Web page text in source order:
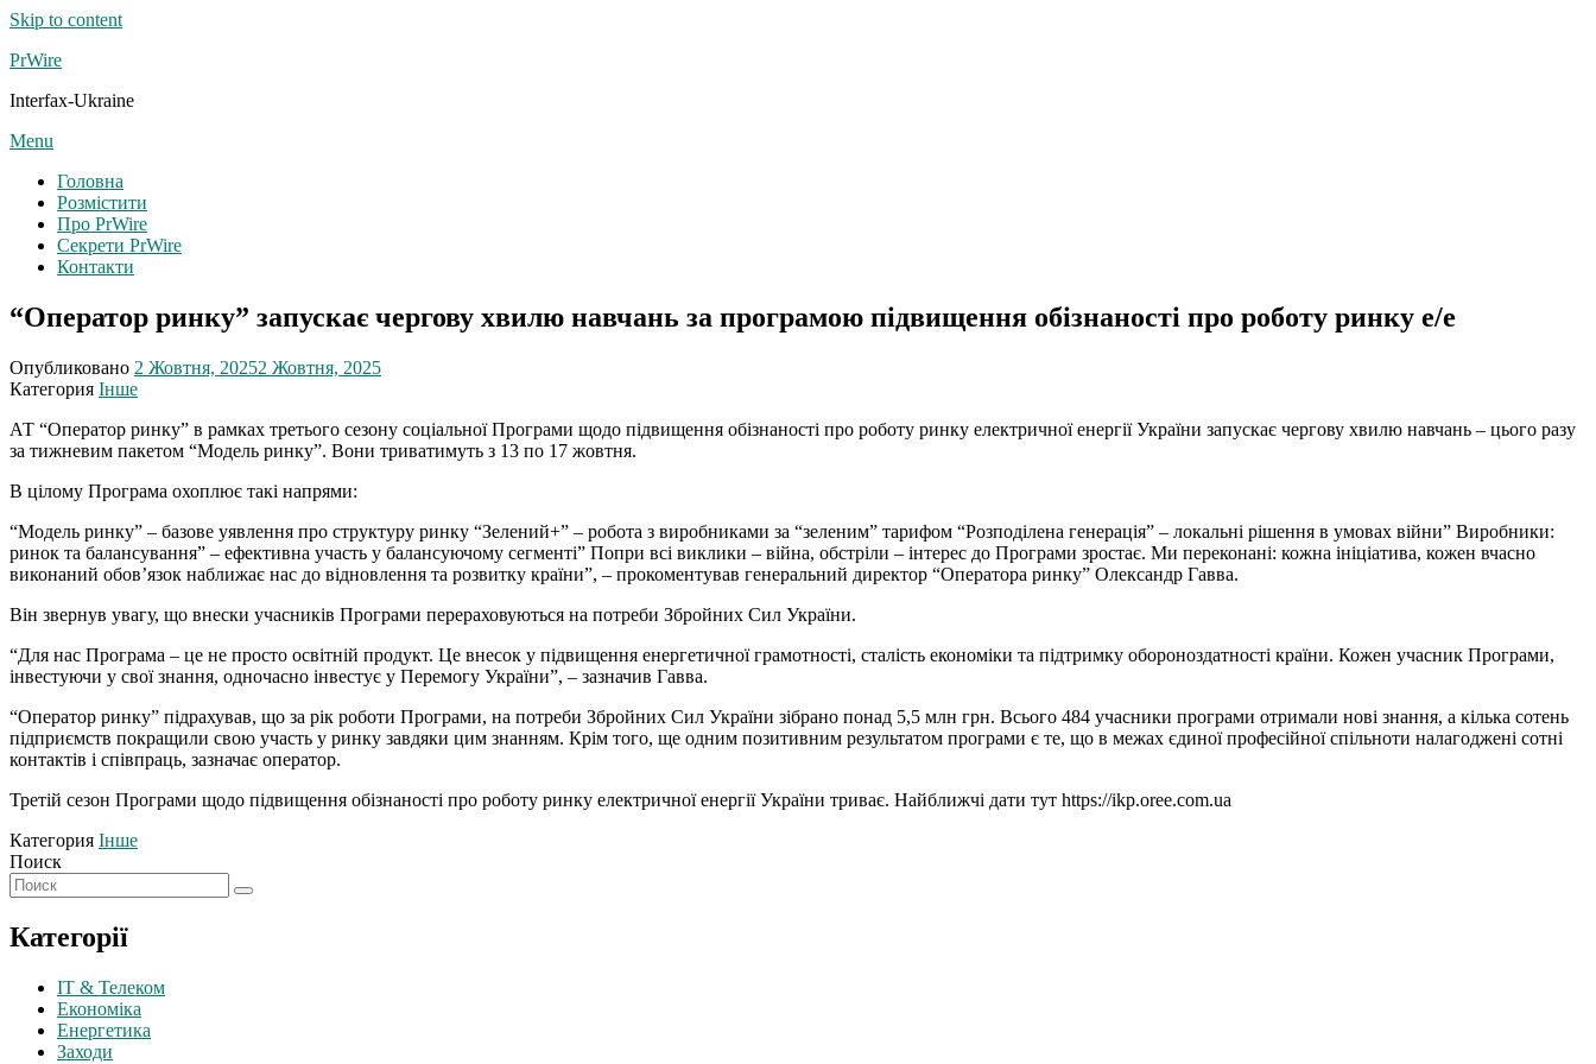
Skip to content
PrWire
Interfax-Ukraine
Menu
Головна
Розмістити
Про PrWire
Секрети PrWire
Контакти
“Оператор ринку” запускає чергову хвилю навчань за програмою підвищення обізнаності про роботу ринку е/е
Опубликовано 2 Жовтня, 20252 Жовтня, 2025
Категория Інше
АТ “Оператор ринку” в рамках третього сезону соціальної Програми щодо підвищення обізнаності про роботу ринку електричної енергії України запускає чергову хвилю навчань – цього разу
за тижневим пакетом “Модель ринку”. Вони триватимуть з 13 по 17 жовтня.
В цілому Програма охоплює такі напрями:
“Модель ринку” – базове уявлення про структуру ринку “Зелений+” – робота з виробниками за “зеленим” тарифом “Розподілена генерація” – локальні рішення в умовах війни” Виробники:
ринок та балансування” – ефективна участь у балансуючому сегменті” Попри всі виклики – війна, обстріли – інтерес до Програми зростає. Ми переконані: кожна ініціатива, кожен вчасно
виконаний обов’язок наближає нас до відновлення та розвитку країни”, – прокоментував генеральний директор “Оператора ринку” Олександр Гавва.
Він звернув увагу, що внески учасників Програми перераховуються на потреби Збройних Сил України.
“Для нас Програма – це не просто освітній продукт. Це внесок у підвищення енергетичної грамотності, сталість економіки та підтримку обороноздатності країни. Кожен учасник Програми,
інвестуючи у свої знання, одночасно інвестує у Перемогу України”, – зазначив Гавва.
“Оператор ринку” підрахував, що за рік роботи Програми, на потреби Збройних Сил України зібрано понад 5,5 млн грн. Всього 484 учасники програми отримали нові знання, а кілька сотень
підприємств покращили свою участь у ринку завдяки цим знанням. Крім того, ще одним позитивним результатом програми є те, що в межах єдиної професійної спільноти налагоджені сотні
контактів і співпраць, зазначає оператор.
Третій сезон Програми щодо підвищення обізнаності про роботу ринку електричної енергії України триває. Найближчі дати тут https://ikp.oree.com.ua
Категория Інше
Поиск
Категорії
IT & Телеком
Економіка
Енергетика
Заходи